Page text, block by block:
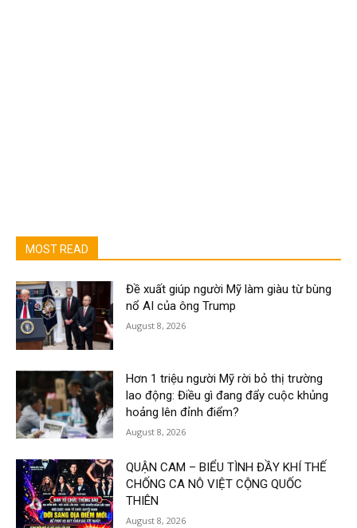
MOST READ
Đề xuất giúp người Mỹ làm giàu từ bùng
nổ AI của ông Trump
August 8, 2026
Hơn 1 triệu người Mỹ rời bỏ thị trường
lao động: Điều gì đang đẩy cuộc khủng
hoảng lên đỉnh điểm?
August 8, 2026
QUẬN CAM – BIỂU TÌNH ĐẦY KHÍ THẾ
CHỐNG CA NÔ VIỆT CỘNG QUỐC
THIÊN
August 8, 2026